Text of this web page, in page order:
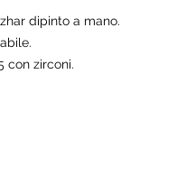
dipinto a mano.
con zirconi.